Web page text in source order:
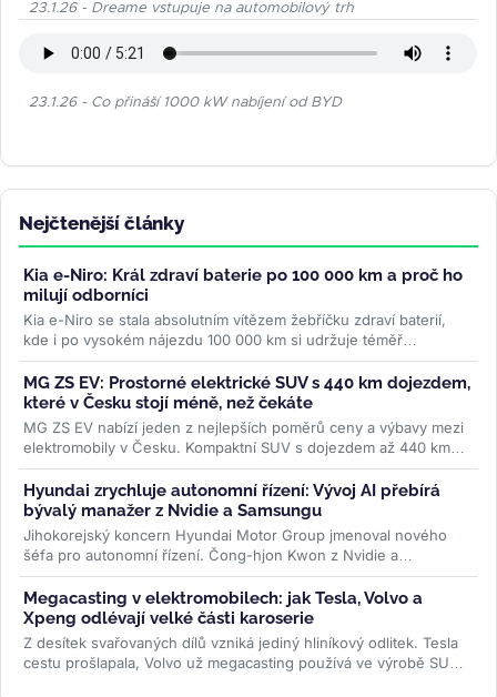
23.1.26 - Dreame vstupuje na automobilový trh
23.1.26 - Co přináší 1000 kW nabíjení od BYD
Nejčtenější články
Kia e-Niro: Král zdraví baterie po 100 000 km a proč ho
milují odborníci
Kia e-Niro se stala absolutním vítězem žebříčku zdraví baterií,
kde i po vysokém nájezdu 100 000 km si udržuje téměř
původní...>>
MG ZS EV: Prostorné elektrické SUV s 440 km dojezdem,
které v Česku stojí méně, než čekáte
MG ZS EV nabízí jeden z nejlepších poměrů ceny a výbavy mezi
elektromobily v Česku. Kompaktní SUV s dojezdem až 440 km
WLTP a 7letou...>>
Hyundai zrychluje autonomní řízení: Vývoj AI přebírá
bývalý manažer z Nvidie a Samsungu
Jihokorejský koncern Hyundai Motor Group jmenoval nového
šéfa pro autonomní řízení. Čong-hjon Kwon z Nvidie a
Samsungu má značku posunout...>>
Megacasting v elektromobilech: jak Tesla, Volvo a
Xpeng odlévají velké části karoserie
Z desítek svařovaných dílů vzniká jediný hliníkový odlitek. Tesla
cestu prošlapala, Volvo už megacasting používá ve výrobě SUV